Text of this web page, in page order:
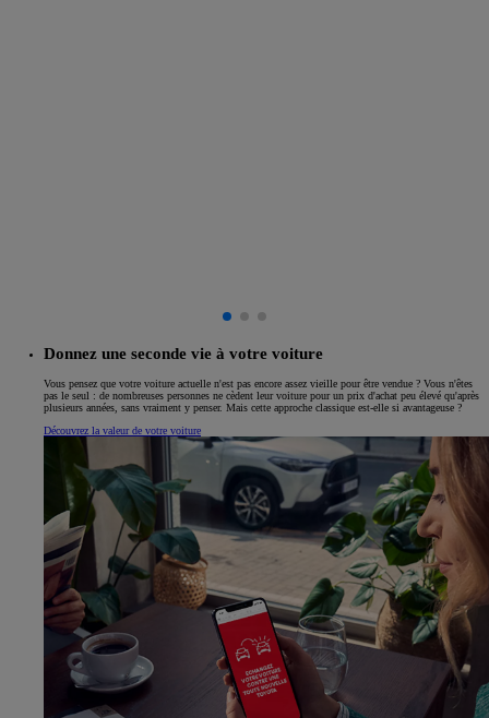
Donnez une seconde vie à votre voiture
Vous pensez que votre voiture actuelle n'est pas encore assez vieille pour être vendue ? Vous n'êtes
pas le seul : de nombreuses personnes ne cèdent leur voiture pour un prix d'achat peu élevé qu'après
plusieurs années, sans vraiment y penser. Mais cette approche classique est-elle si avantageuse ?
Découvrez la valeur de votre voiture